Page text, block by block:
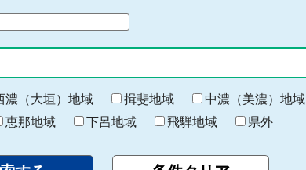
濃（大垣）地域 揖斐地域 中濃（美濃）地域
恵那地域 下呂地域 飛騨地域 県外